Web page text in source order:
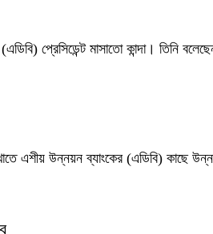
প্রেসিডেন্ট মাসাতো কান্দা। তিনি
এশীয় উন্নয়ন ব্যাংকের (এডিবি) কাছে